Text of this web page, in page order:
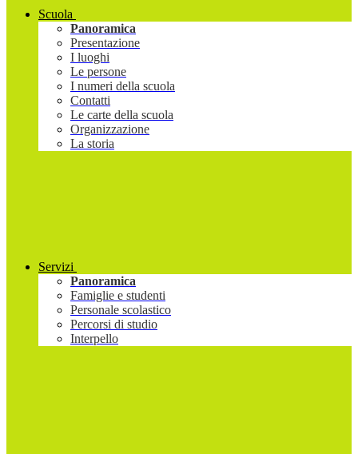
Scuola
Panoramica
Presentazione
I luoghi
Le persone
I numeri della scuola
Contatti
Le carte della scuola
Organizzazione
La storia
Servizi
Panoramica
Famiglie e studenti
Personale scolastico
Percorsi di studio
Interpello